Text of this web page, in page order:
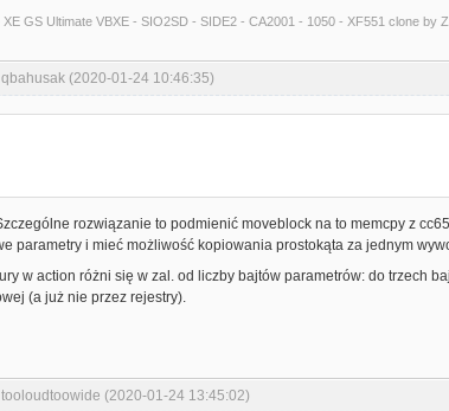
0 -> FF
GS Ultimate VBXE - SIO2SD - SIDE2 - CA2001 - 1050 - XF551 clone by
(2020-01-24 10:46:35)
rozwiązanie to podmienić moveblock na to memcpy z
parametry i mieć możliwość kopiowania prostokąta za jednym
w action różni się w zal. od liczby bajtów parametrów: do trzech
(a już nie przez rejestry).
(2020-01-24 13:45:02)